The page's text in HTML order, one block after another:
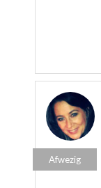
Afwezig